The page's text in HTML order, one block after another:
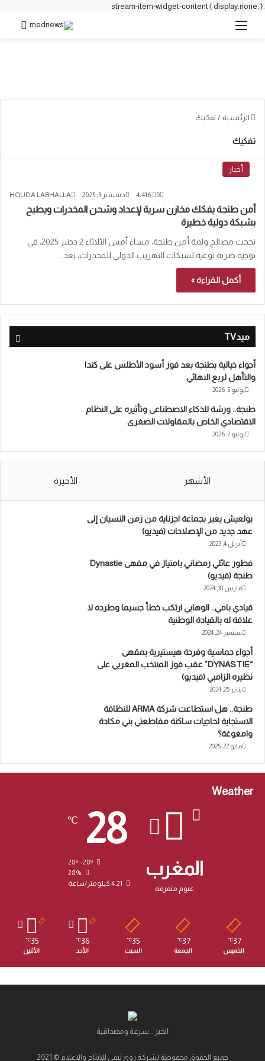
.stream-item-widget-content { display:none; }
القائمة
الرئيسية / تفكيك
تفكيك
أخبار
HOUDA LABHALLA ديسمبر 3, 2025 0
أمن طنجة يفكك مخازن سرية لإعداد وشحن المخدرات ويطيح
بشبكة دولية خطيرة
نجحت مصالح ولاية أمن طنجة، مساء أمس الثلاثاء 2 دجنبر 2025، في
توجيه ضربة نوعية لشبكات التهريب الدولي للمخدرات، بعد…
أكمل القراءة »
ميدTV
أجواء خيالية بطنجة بعد فوز أسود الأطلس على كندا
والتأهل لربع النهائي
يوليو 5, 2026
طنجة.. ورشة للذكاء الاصطناعى وتأثيره على النظام
الاقتصادي الخاص بالمقاولات الصغرى
يوليو 2, 2026
الأشهر الأخيرة
بولعيش يعبر بجماعة اجزناية من زمن النسيان إلى
عهد جديد من الإصلاحات (فيديو)
أبريل 4, 2023
فطور عائلي رمضاني بامتياز في مقهى Dynastie
طنجة (فيديو)
مارس 18, 2024
قيادي بامي.. الوهابي ارتكب خطأ جسيما وطرده لا
علاقة له بالقيادة الوطنية
سبتمبر 24, 2024
أجواء حماسية وفرحة هيستيرية بمقهى
“DYNASTIE” عقب فوز المنتخب المغربي على
نظيره الزامبي (فيديو)
يناير 25, 2024
طنجة.. هل استطاعت شركة ARMA للنظافة
الاستجابة لحاجيات ساكنة مقاطعتي بني مكادة
وامغوغة؟
مايو 22, 2025
Weather
المغرب
غيوم متفرقة
28
℃
28º - 28º
28%
4.21 كيلومتر/ساعة
37
℃
الخميس
37
℃
الجمعة
35
℃
السبت
36
℃
الأحد
35
℃
الأثنين
الخبر .. سرعة ومصداقية
جميع الحقوق محفوظة لشركة روئ تيفي للإنتاج والإعلام © 2021